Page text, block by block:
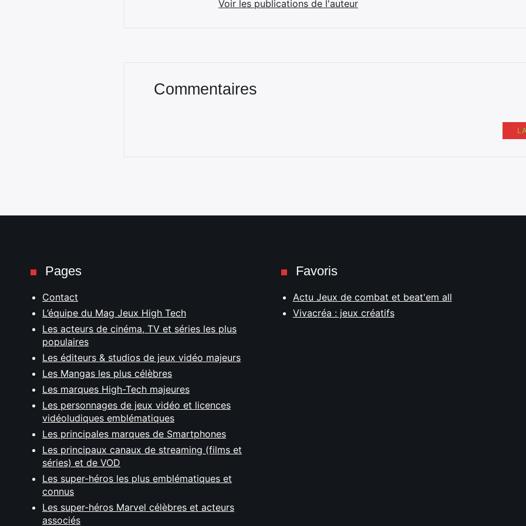
Voir les publications de l'auteur
Commentaires
Pages
Contact
L’équipe du Mag Jeux High Tech
Les acteurs de cinéma, TV et séries les plus
populaires
Les éditeurs & studios de jeux vidéo majeurs
Les Mangas les plus célèbres
Les marques High-Tech majeures
Les personnages de jeux vidéo et licences
vidéoludiques emblématiques
Les principales marques de Smartphones
Les principaux canaux de streaming (films et
séries) et de VOD
Les super-héros les plus emblématiques et
connus
Les super-héros Marvel célèbres et acteurs
associés
Favoris
Actu Jeux de combat et beat'em all
Vivacréa : jeux créatifs